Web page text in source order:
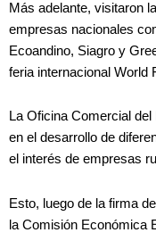
Más adelante, visitaron
empresas nacionales
Ecoandino, Siagro y
feria internacional World
La Oficina Comercial
en el desarrollo de
el interés de empresas
Esto, luego de la firma
la Comisión Económica